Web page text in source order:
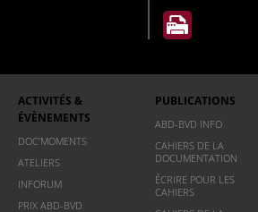
ACTIVITÉS &
ÉVÈNEMENTS
DOC’MOMENTS
ATELIERS
INFORUM
PRIX ABD-BVD
PUBLICATIONS
ABD-BVD INFO
CAHIERS DE LA
DOCUMENTATION
ÉCRIRE POUR LES
CAHIERS